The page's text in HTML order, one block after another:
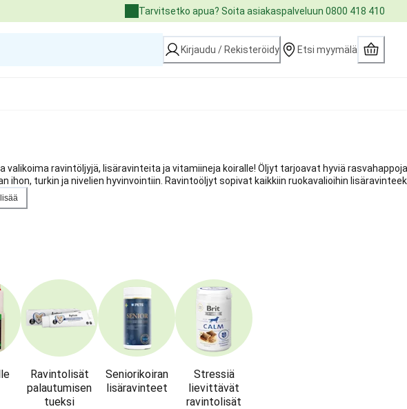
Tarvitsetko apua? Soita asiakaspalveluun 0800 418 410
Kirjaudu / Rekisteröidy Etsi myymälä
valikoima ravintöljyjä, lisäravinteita ja vitamiineja koiralle! Öljyt tarjoavat hyviä rasvahappoja
ihon, turkin ja nivelien hyvinvointiin. Ravintoöljyt sopivat kaikkiin ruokavalioihin
Ravintolisät
palautumisen
tueksi
Seniorikoiran
lisäravinteet
Stressiä
lievittävät
ravintolisät